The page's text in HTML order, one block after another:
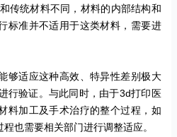
传统材料不同，材料的内部结构和
标准并不适用于这类材料，需要进
够适应这种高效、特异性差别极大
行验证。与此同时，由于3d打印医
料加工及手术治疗的整个过程，如
也需要相关部门进行调整适应。